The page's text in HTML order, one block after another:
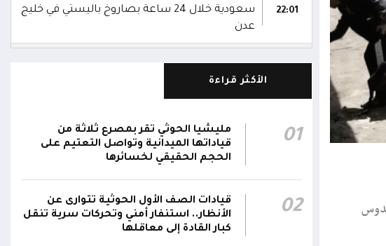
22:01
سعودية خلال 24 ساعة بصاروخ باليستي في خليج
عدن
الانتهاء وإمدادات الغاز ستعود تدريجياً لتغطية
رئيس مجلس القيادة يُصدر قراراً بتعيين يحيى
محمد كزمان وكيلاً لقطاع الأمن الداخلي، وأحمد
سعد السقطري وكيلاً لقطاع الأمن الخارجي؛ في
رئيس مجلس القيادة يعين اللواء الركن طيار
عبدالعزيز سعيد المحيا قائداً للقوات الجوية
والدفاع الجوي.. ويُعين العميد ناشر منصور باجري
الأكثر قراءة
01
مليشيا الحوثي تقر بمصرع ثلاثة من
قياداتها الميدانية وتواصل التعتيم على
الحجم الحقيقي لخسائرها
02
قيادات الصف الأول الحوثية تتوارى عن
الأنظار.. استنفار أمني وتحركات سرية تنقل
كبار القادة إلى معاقلها